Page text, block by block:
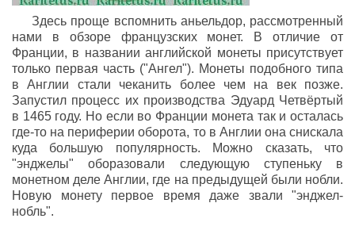
Здесь проще вспомнить аньельдор, рассмотренный
нами в обзоре французских монет. В отличие от
Франции, в названии английской монеты присутствует
только первая часть ("Ангел"). Монеты подобного типа
в Англии стали чеканить более чем на век позже.
Запустил процесс их производства Эдуард Четвёртый
в 1465 году. Но если во Франции монета так и осталась
где-то на периферии оборота, то в Англии она снискала
куда большую популярность. Можно сказать, что
"энджелы" оборазовали следующую ступеньку в
монетном деле Англии, где на предыдущей были нобли.
Новую монету первое время даже звали "энджел-
нобль".